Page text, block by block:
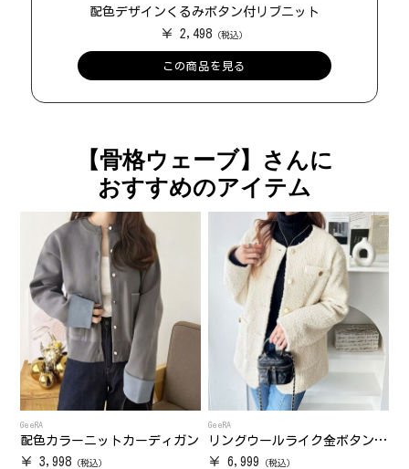
配色デザインくるみボタン付リブニット
￥ 2,498
この商品を見る
【骨格ウェーブ】さんに
おすすめのアイテム
GeeRA
配色カラーニットカーディガン
￥ 3,998
GeeRA
リングウールライク金ボタンジャケットコート
￥ 6,999